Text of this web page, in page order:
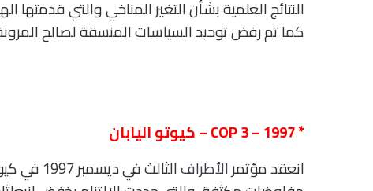
كما تم رفض توحيد السياسات المنسقة لصالح
*
COP 3–1997
– كيوتو اليابان
انعقد مؤتمرالأطراف
الثالث